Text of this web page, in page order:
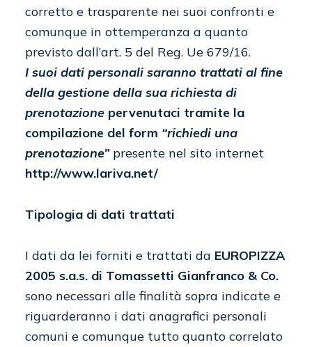
corretto e trasparente nei suoi confronti e
comunque in ottemperanza a quanto
previsto dall’art. 5 del Reg. Ue 679/16.
I suoi dati personali saranno trattati al fine
della gestione della sua richiesta di
prenotazionepervenutaci tramite la
compilazione del form “richiedi una
prenotazione”presente nel sito internet
http://www.lariva.net/
Tipologia di dati trattati
I dati da lei forniti e trattati da EUROPIZZA
2005 s.a.s. di Tomassetti Gianfranco & Co.
sono necessari alle finalità sopra indicate e
riguarderanno i dati anagrafici personali
comuni e comunque tutto quanto correlato